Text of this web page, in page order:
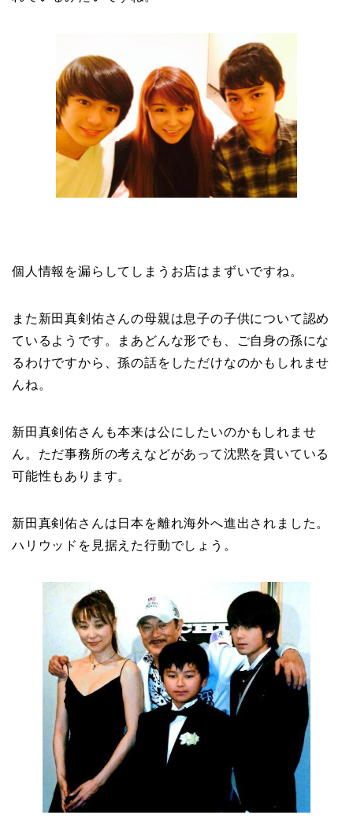
個人情報を漏らしてしまうお店はまずいですね。
また新田真剣佑さんの母親は息子の子供について認め
ているようです。まあどんな形でも、ご自身の孫にな
るわけですから、孫の話をしただけなのかもしれませ
んね。
新田真剣佑さんも本来は公にしたいのかもしれませ
ん。ただ事務所の考えなどがあって沈黙を貫いている
可能性もあります。
新田真剣佑さんは日本を離れ海外へ進出されました。
ハリウッドを見据えた行動でしょう。